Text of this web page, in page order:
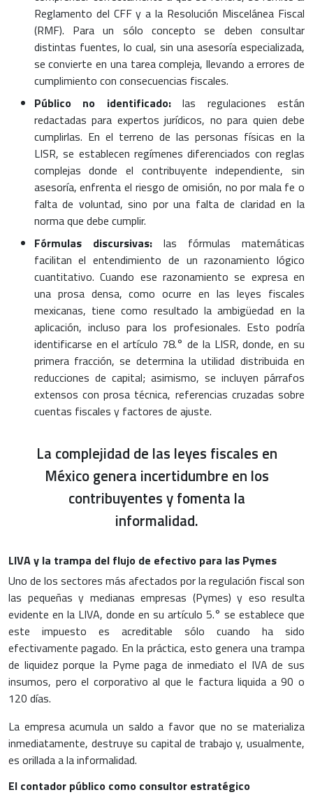
Reglamento del CFF y a la Resolución Miscelánea Fiscal
(RMF). Para un sólo concepto se deben consultar
distintas fuentes, lo cual, sin una asesoría especializada,
se convierte en una tarea compleja, llevando a errores de
cumplimiento con consecuencias fiscales.
Público no identificado:las regulaciones están
redactadas para expertos jurídicos, no para quien debe
cumplirlas. En el terreno de las personas físicas en la
LISR, se establecen regímenes diferenciados con reglas
complejas donde el contribuyente independiente, sin
asesoría, enfrenta el riesgo de omisión, no por mala fe o
falta de voluntad, sino por una falta de claridad en la
norma que debe cumplir.
Fórmulas discursivas:las fórmulas matemáticas
facilitan el entendimiento de un razonamiento lógico
cuantitativo. Cuando ese razonamiento se expresa en
una prosa densa, como ocurre en las leyes fiscales
mexicanas, tiene como resultado la ambigüedad en la
aplicación, incluso para los profesionales. Esto podría
identificarse en el artículo 78.° de la LISR, donde, en su
primera fracción, se determina la utilidad distribuida en
reducciones de capital; asimismo, se incluyen párrafos
extensos con prosa técnica, referencias cruzadas sobre
cuentas fiscales y factores de ajuste.
La complejidad de las leyes fiscales en
México genera incertidumbre en los
contribuyentes y fomenta la
informalidad.
LIVA y la trampa del flujo de efectivo para las Pymes
Uno de los sectores más afectados por la regulación fiscal son
las pequeñas y medianas empresas (Pymes) y eso resulta
evidente en la LIVA, donde en su artículo 5.° se establece que
este impuesto es acreditable sólo cuando ha sido
efectivamente pagado. En la práctica, esto genera una trampa
de liquidez porque la Pyme paga de inmediato el IVA de sus
insumos, pero el corporativo al que le factura liquida a 90 o
120 días.
La empresa acumula un saldo a favor que no se materializa
inmediatamente, destruye su capital de trabajo y, usualmente,
es orillada a la informalidad.
El contador público como consultor estratégico